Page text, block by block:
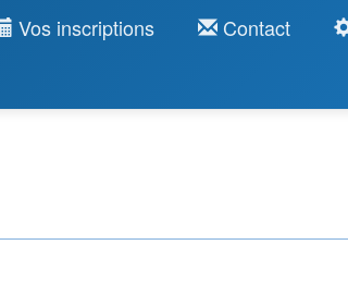
Vos inscriptions Contact